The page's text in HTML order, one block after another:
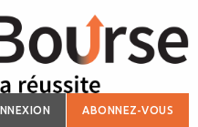
ABONNEZ-VOUS